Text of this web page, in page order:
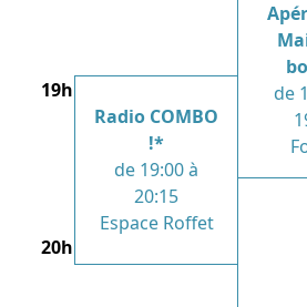
de
19h
Radio COMBO
!*
de 19:00 à
20:15
Espace Roffet
20h